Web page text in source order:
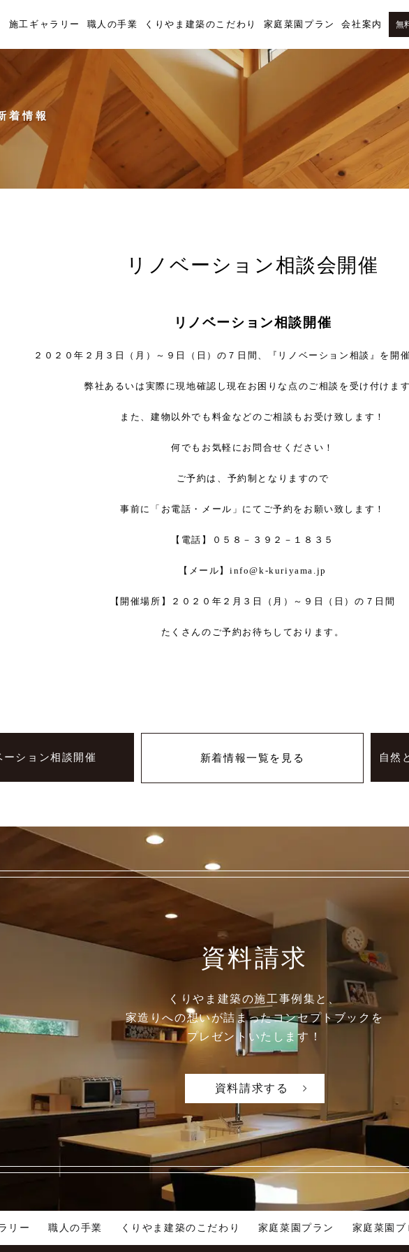
施工ギャラリー 職人の手業 くりやま建築のこだわり 家庭菜園プラン 会社案内 無
着情報
リノベーション相談会開催
リノベーション相談開催
２０２０年２月３日（月）～９日（日）の７日間、『リノベーション相談』を開
弊社あるいは実際に現地確認し現在お困りな点のご相談を受け付けます
また、建物以外でも料金などのご相談もお受け致します！
何でもお気軽にお問合せください！
ご予約は、予約制となりますので
事前に「お電話・メール」にてご予約をお願い致します！
【電話】０５８－３９２－１８３５
【メール】info@k-kuriyama.jp
【開催場所】２０２０年２月３日（月）～９日（日）の７日間
たくさんのご予約お待ちしております。
ーション相談開催 新着情報一覧を見る 自然
資料請求
くりやま建築の施工事例集と、
家造りへの想いが詰まったコンセプトブックを
プレゼントいたします！
資料請求する
リー 職人の手業 くりやま建築のこだわり 家庭菜園プラン 家庭菜園ブ